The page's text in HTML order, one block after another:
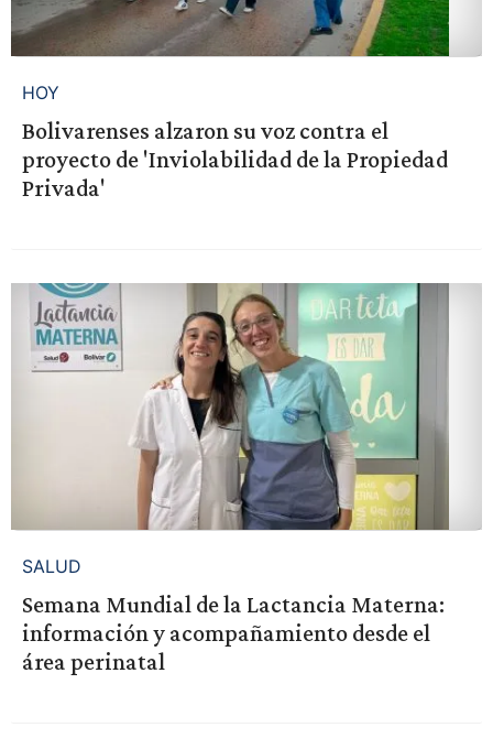
HOY
Bolivarenses alzaron su voz contra el
proyecto de 'Inviolabilidad de la Propiedad
Privada'
SALUD
Semana Mundial de la Lactancia Materna:
información y acompañamiento desde el
área perinatal